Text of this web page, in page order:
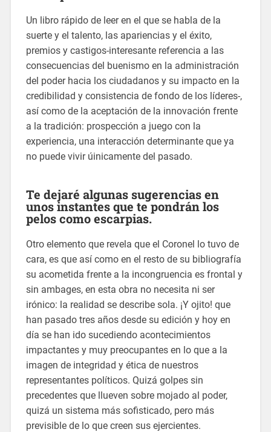
Un libro rápido de leer en el que se habla de la
suerte y el talento, las apariencias y el éxito,
premios y castigos-interesante referencia a las
consecuencias del buenismo en la administración
del poder hacia los ciudadanos y su impacto en la
credibilidad y consistencia de fondo de los líderes-,
así como de la aceptación de la innovación frente
a la tradición: prospección a juego con la
experiencia, una interacción determinante que ya
no puede vivir úinicamente del pasado.
Te dejaré algunas sugerencias en
unos instantes que te pondrán los
pelos como escarpias.
Otro elemento que revela que el Coronel lo tuvo de
cara, es que así como en el resto de su bibliografía
su acometida frente a la incongruencia es frontal y
sin ambages, en esta obra no necesita ni ser
irónico: la realidad se describe sola. ¡Y ojito! que
han pasado tres años desde su edición y hoy en
día se han ido sucediendo acontecimientos
impactantes y muy preocupantes en lo que a la
imagen de integridad y ética de nuestros
representantes políticos. Quizá golpes sin
precedentes que llueven sobre mojado al poder,
quizá un sistema más sofisticado, pero más
previsible de lo que creen sus ejercientes.